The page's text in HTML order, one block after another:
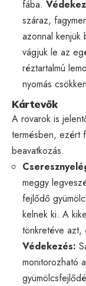
fába.
száraz,
azonnal
vágjuk le az
réztartalmú
nyomás
Kártevők
A rovarok is
termésben, ezért
beavatkozás.
meggy
fejlődő
kelnek ki. A
tönkretéve azt,
Védekezés:
monitorozható